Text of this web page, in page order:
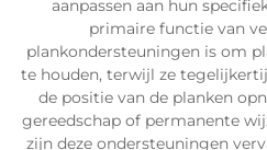
aanpassen aan hun
primaire functie van
plankondersteuningen is om
te houden, terwijl ze
de positie van de planken
gereedschap of permanente
zijn deze ondersteuningen